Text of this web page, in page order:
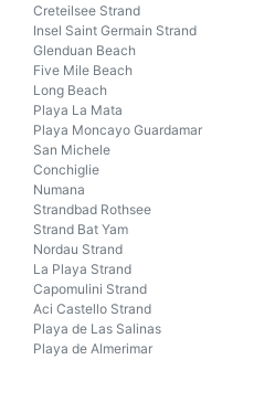
Creteilsee Strand
Insel Saint Germain Strand
Glenduan Beach
Five Mile Beach
Long Beach
Playa La Mata
Playa Moncayo Guardamar
San Michele
Conchiglie
Numana
Strandbad Rothsee
Strand Bat Yam
Nordau Strand
La Playa Strand
Capomulini Strand
Aci Castello Strand
Playa de Las Salinas
Playa de Almerimar